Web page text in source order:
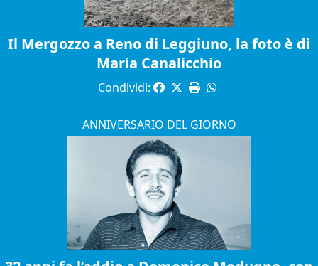
Il Mergozzo a Reno di Leggiuno, la foto è di
Maria Canalicchio
Condividi:
ANNIVERSARIO DEL GIORNO